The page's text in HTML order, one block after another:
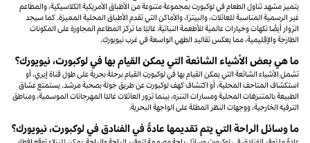
يتميز مشهد تناول الطعام في لوكبورت بمجموعة متنوعة من الأطباق الأمريكية الكلاسيكية، والمطاعم
غير الرسمية المناسبة للعائلات، والبيتزا، والأماكن التي تقدم الأطباق المحلية المميزة. كما سيجد
الزوار أيضًا نكهات وخيارات عالمية للأطعمة النباتية. غالبًا ما تركز المطاعم المجاورة على المكونات
الطازجة والإقليمية، مما يعكس تقاليد الطهي الواسعة في غرب نيويورك.
ما هي بعض الأشياء الشائعة التي يمكن القيام بها في لوكبورت، نيويورك؟
تشمل الأشياء الشائعة التي يمكن القيام بها في لوكبورت القيام برحلة بحرية على طول قناة إيري، أو
استكشاف المتاحف المحلية، أو اكتشاف كهف لوكبورت عن طريق جولة بصحبة مرشد. يستمتع عشاق
الطبيعة بالمتنزهات المحلية ومسارات التنزه، بينما تزور العائلات غالبًا المهرجانات الموسمية، ومناطق
الترفيه الخارجية، ووجهات النظر المطلة على الواجهة البحرية.
ما وسائل الراحة التي يتم تقديمها عادةً في الفنادق في لوكبورت، نيويورك؟